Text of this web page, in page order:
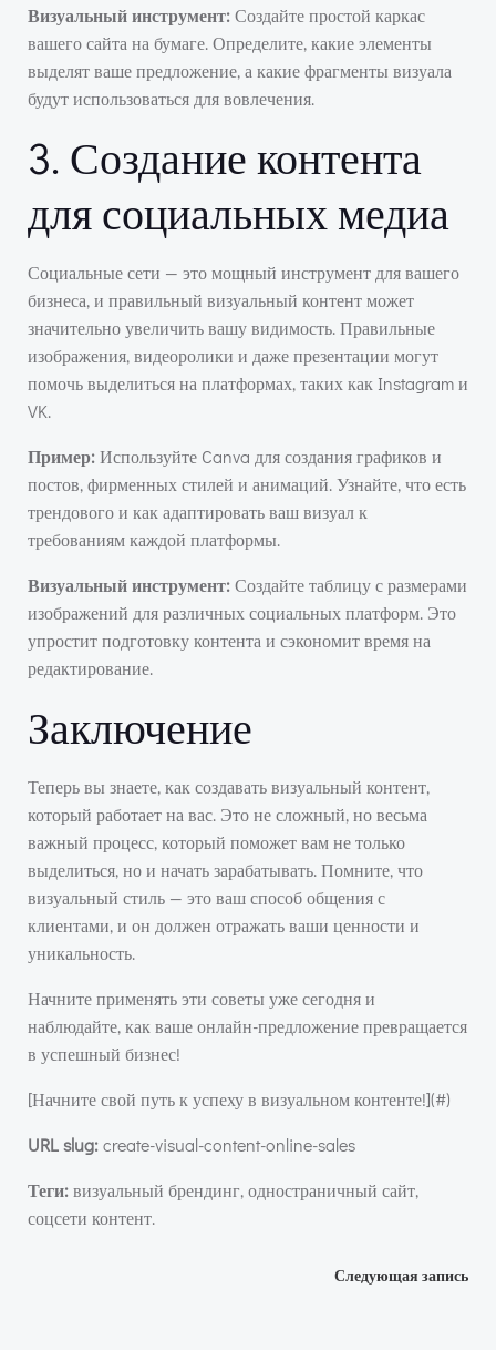
Визуальный инструмент:Создайте простой каркас
вашего сайта на бумаге. Определите, какие элементы
выделят ваше предложение, а какие фрагменты визуала
будут использоваться для вовлечения.
3. Создание контента
для социальных медиа
Социальные сети — это мощный инструмент для вашего
бизнеса, и правильный визуальный контент может
значительно увеличить вашу видимость. Правильные
изображения, видеоролики и даже презентации могут
помочь выделиться на платформах, таких как Instagram и
VK.
Пример:Используйте Canva для создания графиков и
постов, фирменных стилей и анимаций. Узнайте, что есть
трендового и как адаптировать ваш визуал к
требованиям каждой платформы.
Визуальный инструмент:Создайте таблицу с размерами
изображений для различных социальных платформ. Это
упростит подготовку контента и сэкономит время на
редактирование.
Заключение
Теперь вы знаете, как создавать визуальный контент,
который работает на вас. Это не сложный, но весьма
важный процесс, который поможет вам не только
выделиться, но и начать зарабатывать. Помните, что
визуальный стиль — это ваш способ общения с
клиентами, и он должен отражать ваши ценности и
уникальность.
Начните применять эти советы уже сегодня и
наблюдайте, как ваше онлайн-предложение превращается
в успешный бизнес!
[Начните свой путь к успеху в визуальном контенте!](#)
URL slug:create-visual-content-online-sales
Теги:визуальный брендинг, одностраничный сайт,
соцсети контент.
Навигация
Следующая запись